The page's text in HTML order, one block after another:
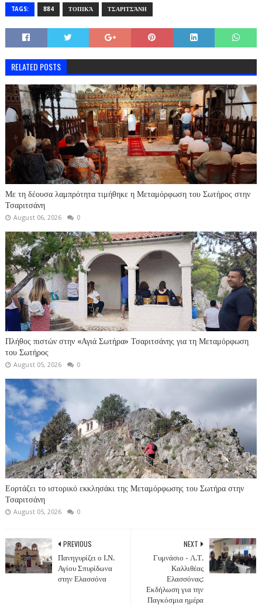
TAGS: 884 ΤΟΠΙΚΆ ΤΣΑΡΙΤΣΆΝΗ
RELATED POSTS
Με τη δέουσα λαμπρότητα τιμήθηκε η Μεταμόρφωση του Σωτήρος στην
Τσαριτσάνη
August 06, 2026 0
Πλήθος πιστών στην «Αγιά Σωτήρα» Τσαριτσάνης για τη Μεταμόρφωση
του Σωτήρος
August 05, 2026 0
Εορτάζει το ιστορικό εκκλησάκι της Μεταμόρφωσης του Σωτήρα στην
Τσαριτσάνη
August 05, 2026 0
NEXT
Γυμνάσιο - Λ.Τ.
Καλλιθέας
Ελασσόνας:
Εκδήλωση για την
Παγκόσμια ημέρα
PREVIOUS
Πανηγυρίζει ο Ι.Ν.
Αγίου Σπυρίδωνα
στην Ελασσόνα